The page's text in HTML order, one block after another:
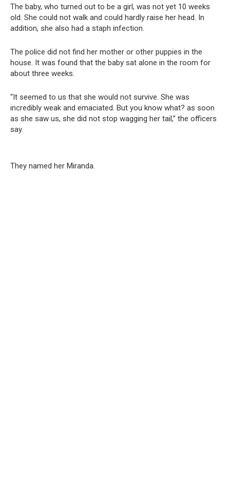
The baby, who turned out to be a girl, was not yet 10 weeks
old. She could not walk and could hardly raise her head. In
addition, she also had a staph infection.
The police did not find her mother or other puppies in the
house. It was found that the baby sat alone in the room for
about three weeks.
“It seemed to us that she would not survive. She was
incredibly weak and emaciated. But you know what? as soon
as she saw us, she did not stop wagging her tail,” the officers
say.
They named her Miranda.